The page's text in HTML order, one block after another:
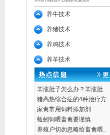
养牛技术
养猪技术
养鸡技术
养羊技术
羊涨肚子怎么办？羊涨肚..
猪高热综合症的4种治疗方..
家禽常用饲料添加剂
蚯蚓饲喂畜禽要谨慎
养殖户切勿忽略给畜禽喂..